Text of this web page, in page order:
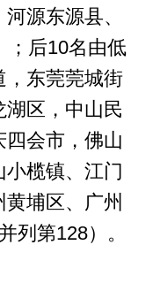
源东源县、
；后10名由低
，东莞莞城街
区，中山民
会市，佛山
榄镇、江门
埔区、广州
列第128）。